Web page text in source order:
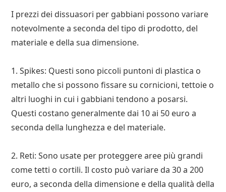
I prezzi dei dissuasori per gabbiani possono variare
notevolmente a seconda del tipo di prodotto, del
materiale e della sua dimensione.
1. Spikes: Questi sono piccoli puntoni di plastica o
metallo che si possono fissare su cornicioni, tettoie o
altri luoghi in cui i gabbiani tendono a posarsi.
Questi costano generalmente dai 10 ai 50 euro a
seconda della lunghezza e del materiale.
2. Reti: Sono usate per proteggere aree più grandi
come tetti o cortili. Il costo può variare da 30 a 200
euro, a seconda della dimensione e della qualità della